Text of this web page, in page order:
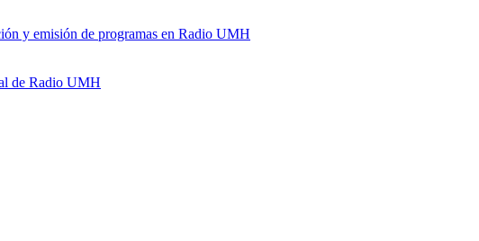
y emisión de programas en Radio UMH
de Radio UMH